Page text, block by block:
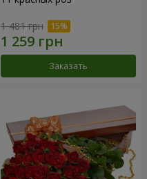
1 481 грн
Заказать